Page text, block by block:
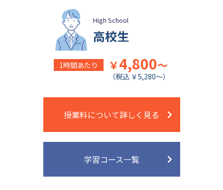
High School
高校生
1時間あたり ￥4,800～
（税込 ￥5,280～）
授業料について詳しく見る
学習コース一覧